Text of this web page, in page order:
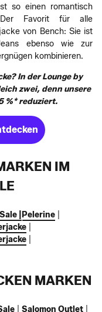
so einen romantisch
Der Favorit für alle
von Bench: Sie ist
ebenso wie zur
kombinieren.
In der Lounge by
zwei, denn unsere
%* reduziert.
IM
| Pelerine
MARKEN
Salomon Outlet